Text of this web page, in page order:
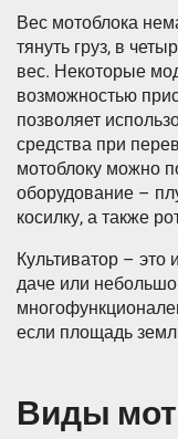
Вес мотоблока
тянуть груз, в
вес. Некоторые
возможностью
позволяет
средства при
мотоблоку можно
оборудование –
косилку, а также
Культиватор –
даче или
если площадь
Виды